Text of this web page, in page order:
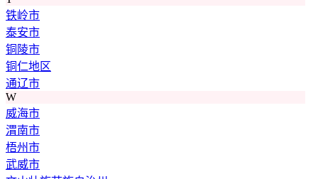
铁岭市
泰安市
铜陵市
铜仁地区
通辽市
W
威海市
渭南市
梧州市
武威市